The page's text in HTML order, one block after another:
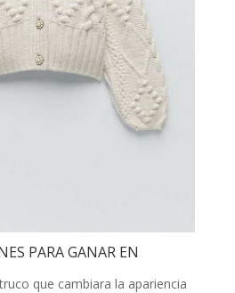
PARA GANAR EN
que cambiara la apariencia